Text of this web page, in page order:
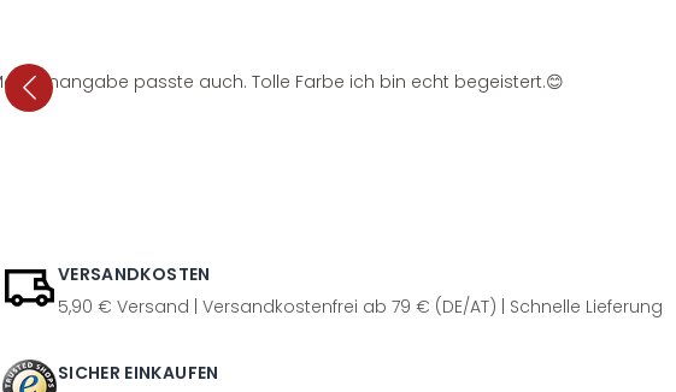
passte auch. Tolle Farbe ich bin echt begeistert.😊
VERSANDKOSTEN
5,90 € Versand | Versandkostenfrei ab 79 € (DE/AT) | Schnelle Lieferung
SICHER EINKAUFEN